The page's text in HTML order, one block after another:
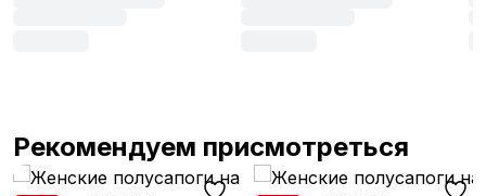
Рекомендуем присмотреться